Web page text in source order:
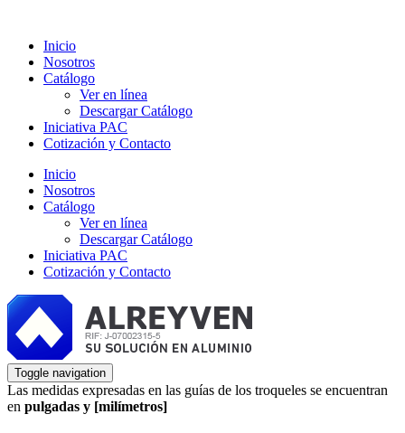
Inicio
Nosotros
Catálogo
Ver en línea
Descargar Catálogo
Iniciativa PAC
Cotización y Contacto
Inicio
Nosotros
Catálogo
Ver en línea
Descargar Catálogo
Iniciativa PAC
Cotización y Contacto
Toggle navigation
Las medidas expresadas en las guías de los troqueles se encuentran
en pulgadas y [milímetros]